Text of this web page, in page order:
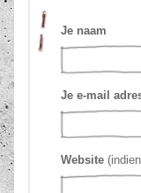
Je naam
Je e-mail
Website